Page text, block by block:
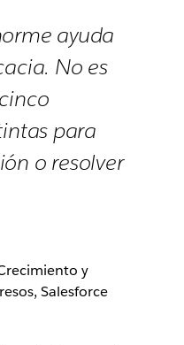
ayuda
No es
para
o resolver
y
Salesforce